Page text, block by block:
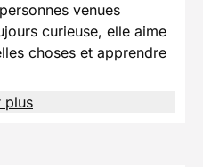
venues
curieuse, elle aime
choses et apprendre
plus